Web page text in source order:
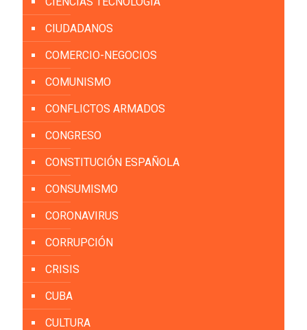
CIUDADANOS
COMERCIO-NEGOCIOS
COMUNISMO
CONFLICTOS ARMADOS
CONGRESO
CONSTITUCIÓN ESPAÑOLA
CONSUMISMO
CORONAVIRUS
CORRUPCIÓN
CRISIS
CUBA
CULTURA